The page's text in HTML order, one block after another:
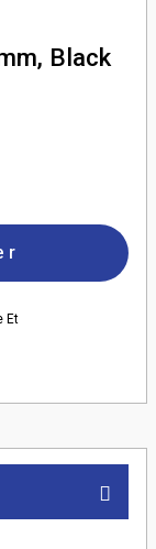
Black
Et